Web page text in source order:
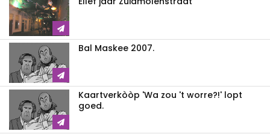
Bal Maskee 2007.
Kaartverkòòp 'Wa zou 't worre?!' lopt
goed.